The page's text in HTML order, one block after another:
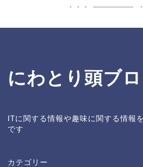
にわとり頭ブ
ITに関する情報や趣味に関する情報
です
カテゴリー